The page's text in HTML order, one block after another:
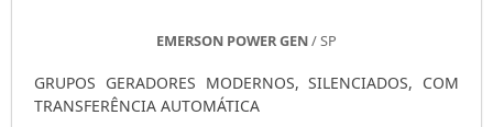
EMERSON POWER GEN/ SP
GRUPOS GERADORES MODERNOS, SILENCIADOS, COM
TRANSFERÊNCIA AUTOMÁTICA